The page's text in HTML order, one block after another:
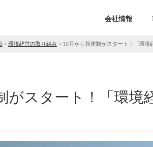
会社情報
> 環境経営の取り組み > 10月から新体制がスタート！「環境
がスタート！「環境